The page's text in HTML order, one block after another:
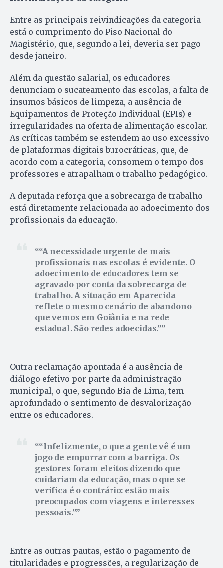
Entre as principais reivindicações da categoria
está o cumprimento do Piso Nacional do
Magistério, que, segundo a lei, deveria ser pago
desde janeiro.
Além da questão salarial, os educadores
denunciam o sucateamento das escolas, a falta de
insumos básicos de limpeza, a ausência de
Equipamentos de Proteção Individual (EPIs) e
irregularidades na oferta de alimentação escolar.
As críticas também se estendem ao uso excessivo
de plataformas digitais burocráticas, que, de
acordo com a categoria, consomem o tempo dos
professores e atrapalham o trabalho pedagógico.
A deputada reforça que a sobrecarga de trabalho
está diretamente relacionada ao adoecimento dos
profissionais da educação.
“A necessidade urgente de mais
profissionais nas escolas é evidente. O
adoecimento de educadores tem se
agravado por conta da sobrecarga de
trabalho. A situação em Aparecida
reflete o mesmo cenário de abandono
que vemos em Goiânia e na rede
estadual. São redes adoecidas.”
Outra reclamação apontada é a ausência de
diálogo efetivo por parte da administração
municipal, o que, segundo Bia de Lima, tem
aprofundado o sentimento de desvalorização
entre os educadores.
“Infelizmente, o que a gente vê é um
jogo de empurrar com a barriga. Os
gestores foram eleitos dizendo que
cuidariam da educação, mas o que se
verifica é o contrário: estão mais
preocupados com viagens e interesses
pessoais.”
Entre as outras pautas, estão o pagamento de
titularidades e progressões, a regularização de